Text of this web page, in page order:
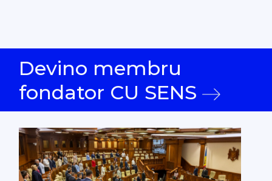
Devino membru
fondator CU SENS